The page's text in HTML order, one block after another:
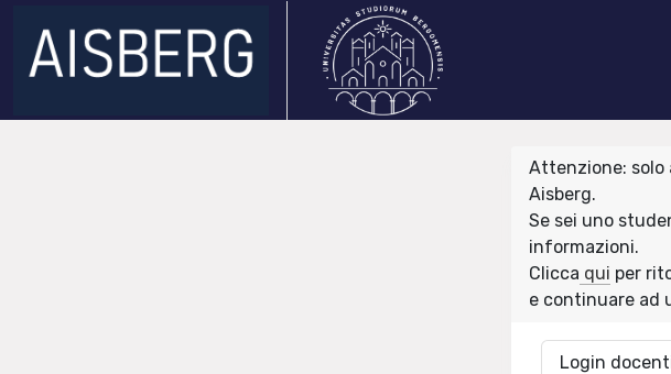
Attenzione: solo
Aisberg.
Se sei uno
informazioni.
Clicca qui per
e continuare ad
Login